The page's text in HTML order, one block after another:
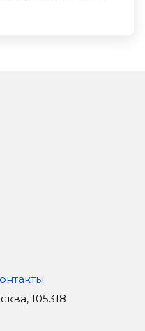
105318